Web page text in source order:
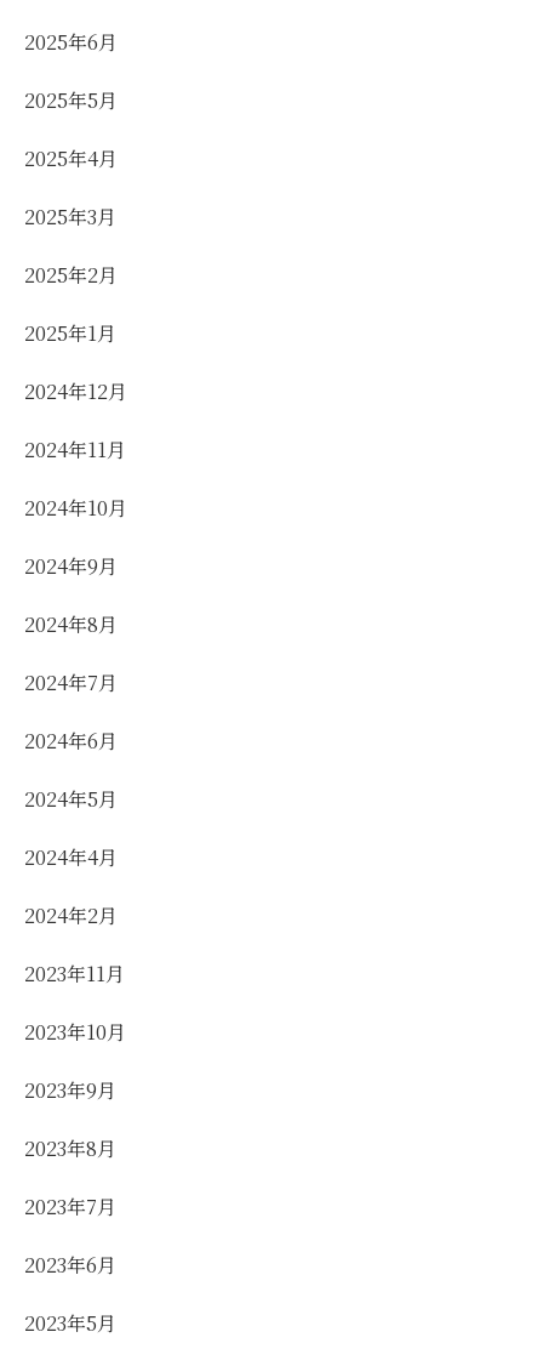
2025年6月
2025年5月
2025年4月
2025年3月
2025年2月
2025年1月
2024年12月
2024年11月
2024年10月
2024年9月
2024年8月
2024年7月
2024年6月
2024年5月
2024年4月
2024年2月
2023年11月
2023年10月
2023年9月
2023年8月
2023年7月
2023年6月
2023年5月